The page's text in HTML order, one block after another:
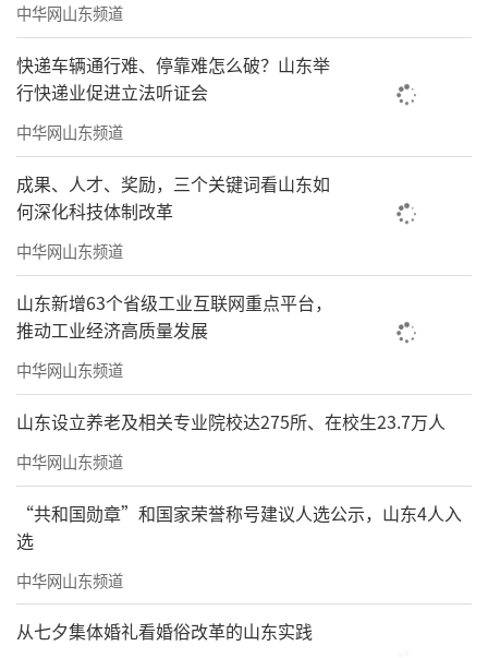
中华网山东频道
快递车辆通行难、停靠难怎么破？山东举
行快递业促进立法听证会
中华网山东频道
成果、人才、奖励，三个关键词看山东如
何深化科技体制改革
中华网山东频道
山东新增63个省级工业互联网重点平台，
推动工业经济高质量发展
中华网山东频道
山东设立养老及相关专业院校达275所、在校生23.7万人
中华网山东频道
“共和国勋章”和国家荣誉称号建议人选公示，山东4人入
选
中华网山东频道
从七夕集体婚礼看婚俗改革的山东实践